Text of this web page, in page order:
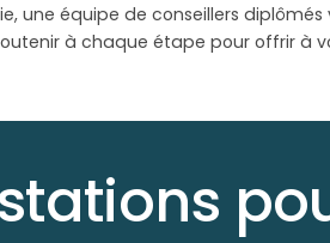
une équipe de conseillers
à chaque étape pour offrir à